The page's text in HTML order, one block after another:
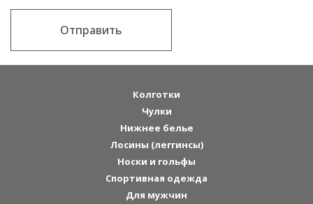
Отправить
Колготки
Чулки
Нижнее белье
Лосины (леггинсы)
Носки и гольфы
Спортивная одежда
Для мужчин